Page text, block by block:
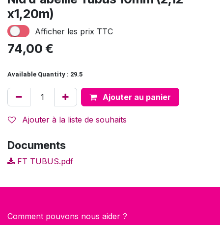
x1,20m)
Afficher les prix TTC
74,00 €
Available Quantity : 29.5
Ajouter au panier
Ajouter à la liste de souhaits
Documents
FT TUBUS.pdf
Comment pouvons nous aider ?